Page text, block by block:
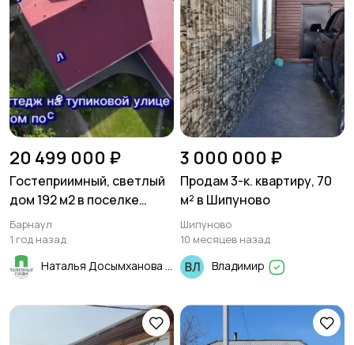
20 499 000 ₽
Гостеприимный, светлый
дом 192 м2 в поселке
Cолнeчная пoляна
Барнаул
1 год назад
Наталья Досымханова
3 000 000 ₽
Продам 3-к. квартиру, 70
м² в Шипуново
Шипуново
10 месяцев назад
Владимир